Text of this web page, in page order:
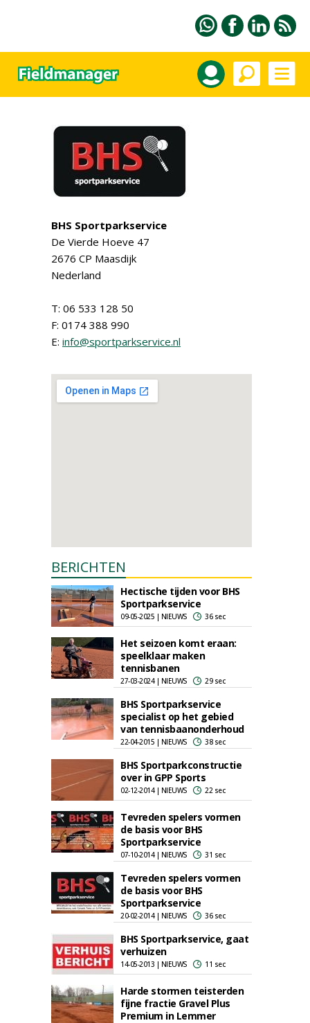
BHS Sportparkservice
De Vierde Hoeve 47
2676 CP Maasdijk
Nederland
T: 06 533 128 50
F: 0174 388 990
E: info@sportparkservice.nl
BERICHTEN
Hectische tijden voor BHS
Sportparkservice
09-05-2025 | NIEUWS 36 sec
Het seizoen komt eraan:
speelklaar maken
tennisbanen
27-03-2024 | NIEUWS 29 sec
BHS Sportparkservice
specialist op het gebied
van tennisbaanonderhoud
22-04-2015 | NIEUWS 38 sec
BHS Sportparkconstructie
over in GPP Sports
02-12-2014 | NIEUWS 22 sec
Tevreden spelers vormen
de basis voor BHS
Sportparkservice
07-10-2014 | NIEUWS 31 sec
Tevreden spelers vormen
de basis voor BHS
Sportparkservice
20-02-2014 | NIEUWS 36 sec
BHS Sportparkservice, gaat
verhuizen
14-05-2013 | NIEUWS 11 sec
Harde stormen teisterden
fijne fractie Gravel Plus
Premium in Lemmer